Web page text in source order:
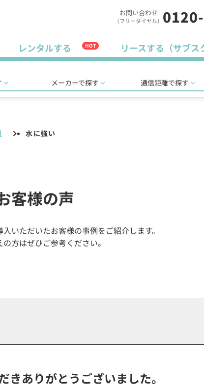
お問い合わせ
（フリーダイヤル）
レンタルする HOT リースする（サブス
メーカーで探す 通信距離で探す
水に強い
客様の声
いただいたお客様の事例をご紹介します。
方はぜひご参考ください。
きありがとうございました。